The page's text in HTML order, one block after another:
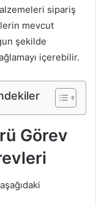
sipariş
mevcut
şekilde
içerebilir.
Görev